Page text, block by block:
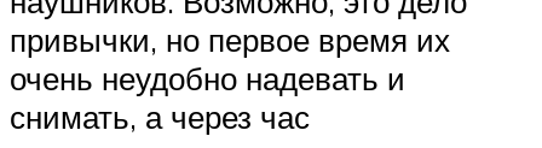
привычки, но первое время их
очень неудобно надевать и
снимать, а через час